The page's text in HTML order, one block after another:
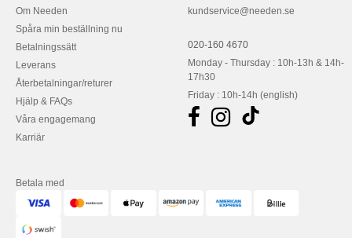
Om Needen
Spåra min beställning nu
Betalningssätt
Leverans
Återbetalningar/returer
Hjälp & FAQs
Våra engagemang
Karriär
kundservice@needen.se
020-160 4670
Monday - Thursday : 10h-13h & 14h-
17h30
Friday : 10h-14h (english)
Betala med